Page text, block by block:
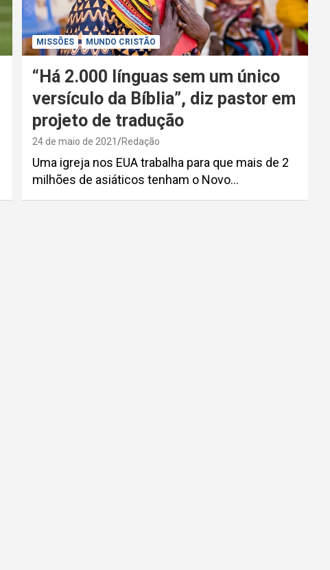
MISSÕES MUNDO CRISTÃO
“Há 2.000 línguas sem um único
versículo da Bíblia”, diz pastor em
projeto de tradução
24 de maio de 2021 Redação
Uma igreja nos EUA trabalha para que mais de 2
milhões de asiáticos tenham o Novo…